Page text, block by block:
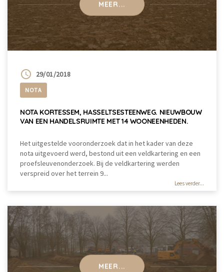
MEER...
29/01/2018
NOTA
NOTA KORTESSEM, HASSELTSESTEENWEG. NIEUWBOUW
VAN EEN HANDELSRUIMTE MET 14 WOONEENHEDEN.
Het uitgestelde vooronderzoek dat in het kader van deze
nota uitgevoerd werd, bestond uit een veldkartering en een
proefsleuvenonderzoek. Bij de veldkartering werden
verspreid over het terrein 9...
Lees verder...
MEER...